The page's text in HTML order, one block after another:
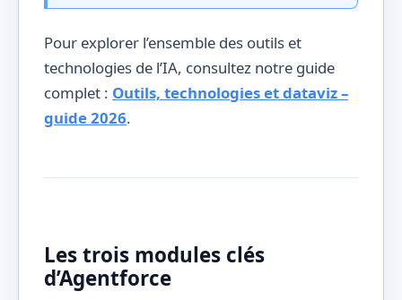
Pour explorer l’ensemble des outils et
technologies de l’IA, consultez notre guide
complet : Outils, technologies et dataviz –
guide 2026.
Les trois modules clés
d’Agentforce